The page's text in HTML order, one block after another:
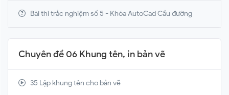
Bài thi trắc nghiệm số 5 - Khóa AutoCad Cầu đường
Chuyên đề 06 Khung tên, in bản vẽ
35 Lập khung tên cho bản vẽ